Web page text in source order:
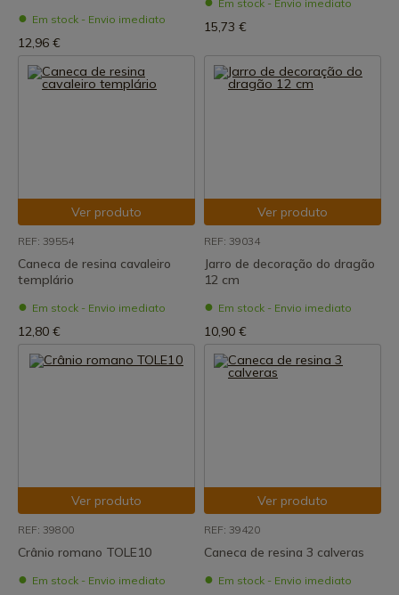
Em stock - Envio imediato
12,96 €
Em stock - Envio imediato
15,73 €
Ver produto
REF: 39554
Caneca de resina cavaleiro
templário
Em stock - Envio imediato
12,80 €
Ver produto
REF: 39034
Jarro de decoração do dragão
12 cm
Em stock - Envio imediato
10,90 €
Ver produto
REF: 39800
Crânio romano TOLE10
Em stock - Envio imediato
Ver produto
REF: 39420
Caneca de resina 3 calveras
Em stock - Envio imediato